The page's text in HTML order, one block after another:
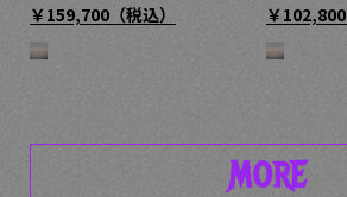
￥159,700 （税込）
￥102,800
MORE